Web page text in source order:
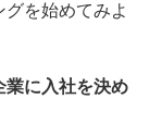
を始めてみよ
業に入社を決め